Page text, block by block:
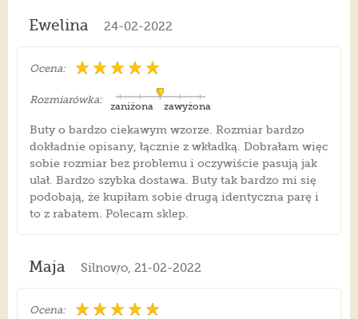
Ewelina 24-02-2022
Ocena:
Rozmiarówka:
zawyżona
zaniżona
Buty o bardzo ciekawym wzorze. Rozmiar bardzo
dokładnie opisany, łącznie z wkładką. Dobrałam więc
sobie rozmiar bez problemu i oczywiście pasują jak
ulał. Bardzo szybka dostawa. Buty tak bardzo mi się
podobają, że kupiłam sobie drugą identyczna parę i
to z rabatem. Polecam sklep.
Maja Silnowo, 21-02-2022
Ocena: